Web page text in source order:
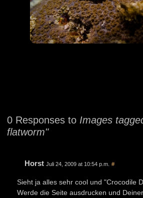
0 Responses to Images
flatworm"
Horst Juli 24, 2009 at 10:54 p.m. #
Sieht ja alles sehr cool und "Crocodile
Werde die Seite ausdrucken und